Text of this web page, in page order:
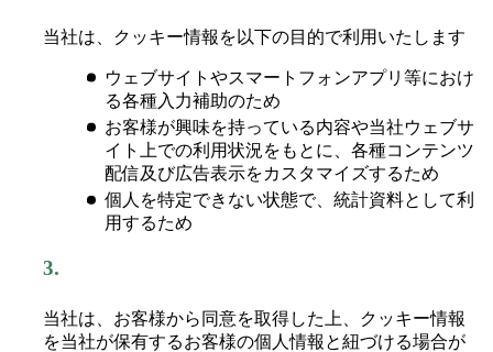
当社は、クッキー情報を以下の目的で利用いたします
ウェブサイトやスマートフォンアプリ等におけ
る各種入力補助のため
お客様が興味を持っている内容や当社ウェブサ
イト上での利用状況をもとに、各種コンテンツ
配信及び広告表示をカスタマイズするため
個人を特定できない状態で、統計資料として利
用するため
3.
当社は、お客様から同意を取得した上、クッキー情報
を当社が保有するお客様の個人情報と紐づける場合が